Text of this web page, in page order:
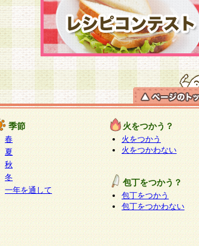
季節
春
夏
秋
冬
一年を通して
火をつかう？
火をつかう
火をつかわない
包丁をつかう？
包丁をつかう
包丁をつかわない